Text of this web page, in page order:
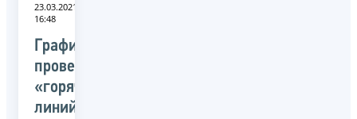
23.03.2021
16:48
График
проведения
«горячих
линий»